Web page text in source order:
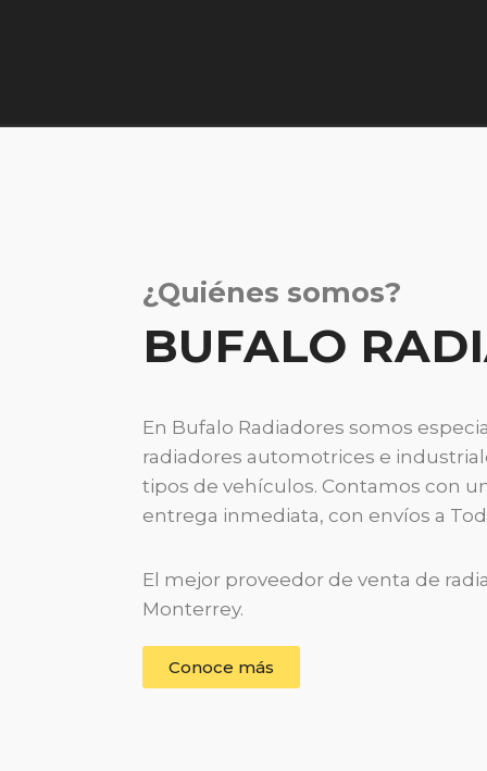
¿Quiénes somos?
BUFALO
En Bufalo Radiadores somos
radiadores automotrices e
tipos de vehículos. Contamos con
entrega inmediata, con envíos a
El mejor proveedor de venta de
Monterrey.
Conoce más